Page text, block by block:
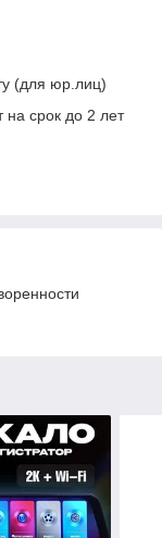
(для юр.лиц)
на срок до 2 лет